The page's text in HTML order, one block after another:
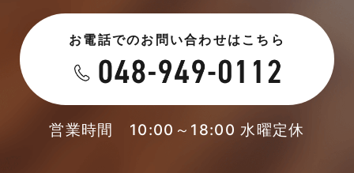
未分類
未分類
本店-ブログ
東武スカイツリーライン
2023年5月
2023年4月
2023年3月
お電話でのお問い合わせはこちら
営業時間 10:00～18:00 水曜定休